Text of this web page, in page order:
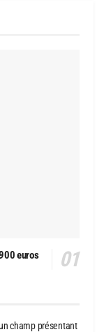
euros
champ présentant